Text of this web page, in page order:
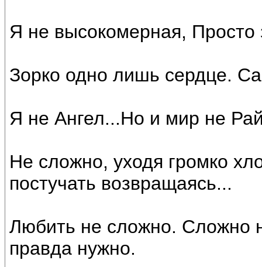
Я не высокомерная,
Зорко одно лишь сердце.
Я не Ангел...Но и мир не
Не сложно, уходя громко
постучать возвращаясь...
Любить не сложно. Сложно
правда нужно.